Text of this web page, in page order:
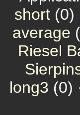
short (0)
average
Riesel
long3 (0)